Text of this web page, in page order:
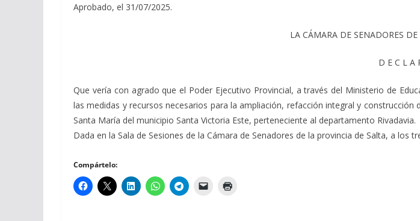
Aprobado, el 31/07/2025.
LA CÁMARA DE SENADORES
D E C L A
Que vería con agrado que el Poder Ejecutivo Provincial, a través del Ministerio de
las medidas y recursos necesarios para la ampliación, refacción integral y
Santa María del municipio Santa Victoria Este, perteneciente al departamento Rivadavia.
Dada en la Sala de Sesiones de la Cámara de Senadores de la provincia de Salta, a los
Compártelo: